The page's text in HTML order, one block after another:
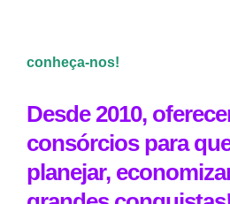
conheça-nos!
Desde 2010,
consórcios para
planejar,